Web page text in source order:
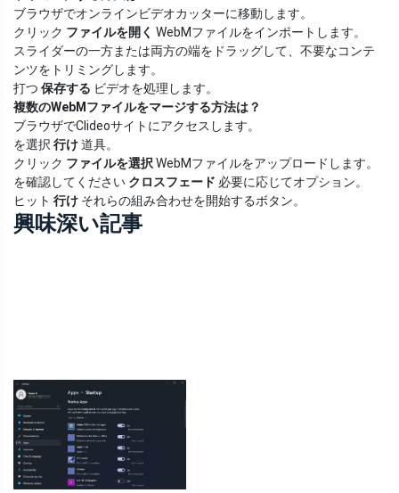
ブラウザでオンラインビデオカッターに移動します。
クリック ファイルを開く WebMファイルをインポートします。
スライダーの一方または両方の端をドラッグして、不要なコンテ
ンツをトリミングします。
打つ 保存する ビデオを処理します。
複数のWebMファイルをマージする方法は？
ブラウザでClideoサイトにアクセスします。
を選択 行け道具。
クリック ファイルを選択 WebMファイルをアップロードします。
を確認してください クロスフェード 必要に応じてオプション。
ヒット 行け それらの組み合わせを開始するボタン。
興味深い記事